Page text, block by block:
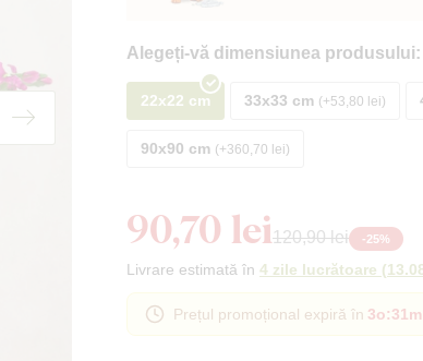
Alegeți-vă dimensiunea produsului:
22x22 cm 33x33 cm +53,80 lei
90x90 cm +360,70 lei
90,70 lei120,90 lei -25%
Livrare estimată în 4 zile lucrătoare (
Prețul promoțional expiră în 3o:31m